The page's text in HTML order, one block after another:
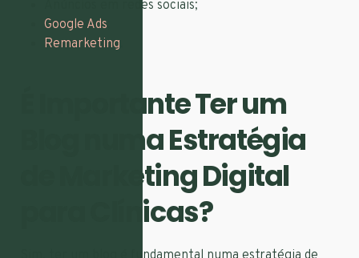
Anúncios em redes sociais;
Google Ads
Remarketing
É Importante Ter um
Blog numa Estratégia
de Marketing Digital
para Clínicas?